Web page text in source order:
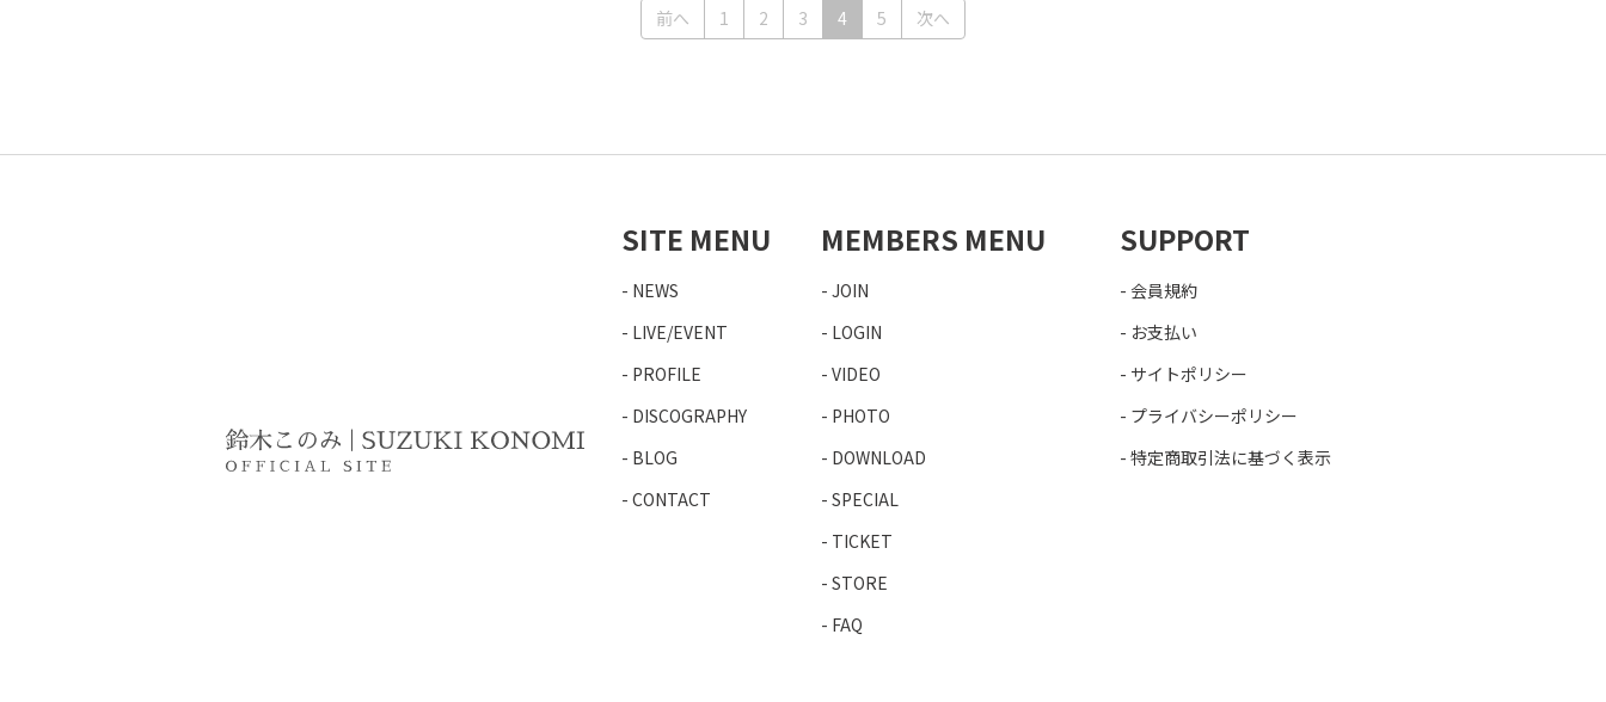
前へ 1 2 3 4(current)
5 次へ
SITE MENU
NEWS
LIVE/EVENT
PROFILE
DISCOGRAPHY
BLOG
CONTACT
MEMBERS MENU
JOIN
LOGIN
VIDEO
PHOTO
DOWNLOAD
SPECIAL
TICKET
STORE
FAQ
SUPPORT
会員規約
お支払い
サイトポリシー
プライバシーポリシー
特定商取引法に基づく表示